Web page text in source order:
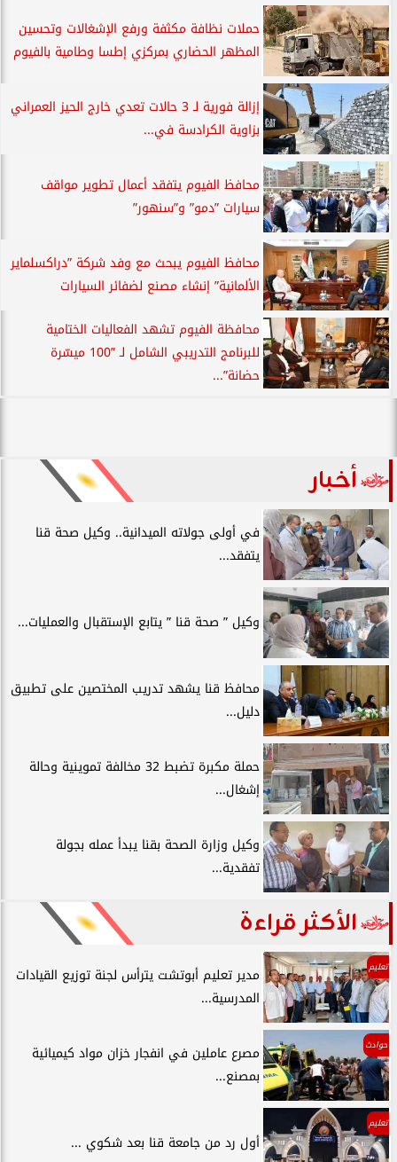
حملات نظافة مكثفة ورفع الإشغالات وتحسين
المظهر الحضاري بمركزي إطسا وطامية بالفيوم
إزالة فورية لـ 3 حالات تعدي خارج الحيز العمراني
بزاوية الكرادسة في...
محافظ الفيوم يتفقد أعمال تطوير مواقف
سيارات ”دمو” و”سنهور”
محافظ الفيوم يبحث مع وفد شركة ”دراكسلماير
الألمانية” إنشاء مصنع لضفائر السيارات
محافظة الفيوم تشهد الفعاليات الختامية
للبرنامج التدريبي الشامل لـ ”100 ميسّرة
حضانة”...
أخبار
في أولى جولاته الميدانية.. وكيل صحة قنا
يتفقد...
وكيل ” صحة قنا ” يتابع الإستقبال والعمليات...
محافظ قنا يشهد تدريب المختصين على تطبيق
دليل...
حملة مكبرة تضبط 32 مخالفة تموينية وحالة
إشغال...
وكيل وزارة الصحة بقنا يبدأ عمله بجولة
تفقدية...
الأكثر قراءة
تعليم
مدير تعليم أبوتشت يترأس لجنة توزيع القيادات
المدرسية...
حوادث
مصرع عاملين في انفجار خزان مواد كيميائية
بمصنع...
تعليم
أول رد من جامعة قنا بعد شكوي ...